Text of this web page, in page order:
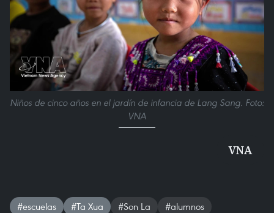
Niños de cinco años en el jardín de infancia de Lang Sang. Foto:
VNA
VNA
#escuelas #Ta Xua #Son La #alumnos